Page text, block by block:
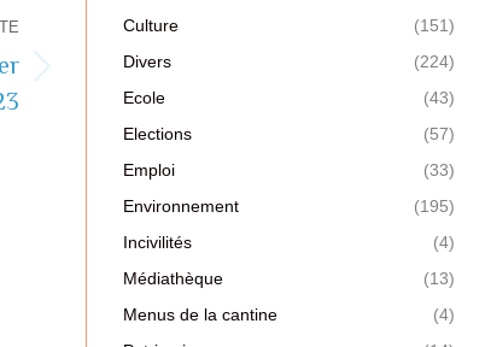
Culture
(151)
Divers
(224)
Ecole
(43)
Elections
(57)
Emploi
(33)
Environnement
(195)
Incivilités
(4)
Médiathèque
(13)
Menus de la cantine
(4)